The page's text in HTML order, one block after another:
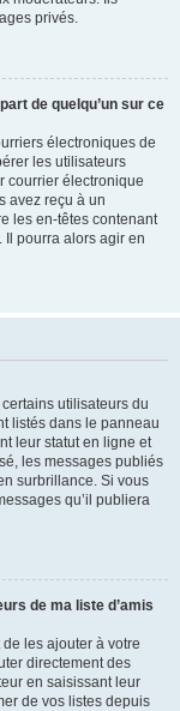
privés.
de quelqu’un sur ce
électroniques de
les utilisateurs
courrier électronique
avez reçu à un
les en-têtes contenant
Il pourra alors agir en
utilisateurs du
listés dans le panneau
leur statut en ligne et
les messages publiés
surbrillance. Si vous
qu’il publiera
de ma liste d’amis
les ajouter à votre
directement des
en saisissant leur
de vos listes depuis